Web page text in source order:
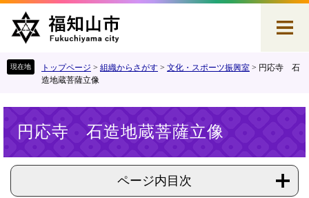
す
し
トップページ > 組織からさがす > 文化・スポーツ振興室 > 円応寺 石
造地蔵菩薩立像
円応寺 石造地蔵菩薩立像
ページ内目次